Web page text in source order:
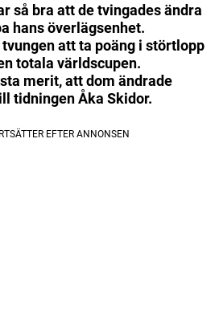
så bra att de tvingades ändra
hans överlägsenhet.
att ta poäng i störtlopp
totala världscupen.
merit, att dom ändrade
tidningen Åka Skidor.